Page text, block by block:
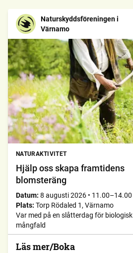
Naturskyddsföreningen i
Värnamo
NATURAKTIVITET
Hjälp oss skapa framtidens
blomsteräng
Datum: 8 augusti 2026 • 11.00–14.00
Plats: Torp Rödaled 1, Värnamo
Var med på en slåtterdag för biologisk
mångfald
Läs mer/Boka